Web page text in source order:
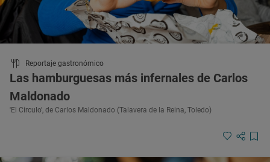
Reportaje gastronómico
Las hamburguesas más infernales de Carlos
Maldonado
'El Circulo', de Carlos Maldonado (Talavera de la Reina, Toledo)